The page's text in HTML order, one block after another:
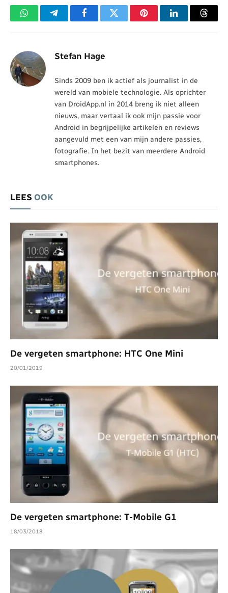
WhatsAppTelegramFacebookTwitter PinterestLinkedIn
Stefan Hage
Sinds 2009 ben ik actief als journalist in de
wereld van mobiele technologie. Als oprichter
van DroidApp.nl in 2014 breng ik niet alleen
nieuws, maar vertaal ik ook mijn passie voor
Android in begrijpelijke artikelen en reviews
aangevuld met een van mijn andere passies,
fotografie. In het bezit van meerdere Android
smartphones.
LEES OOK
De vergeten smartphone: HTC One Mini
20/01/2019
De vergeten smartphone: T-Mobile G1
18/03/2018